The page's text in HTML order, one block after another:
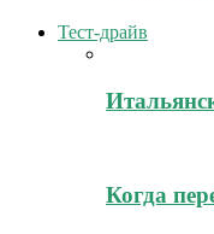
Тест-драйв
Когда